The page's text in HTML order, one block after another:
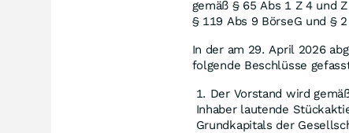
gemäß § 65 Abs 1 Z 4 und
§ 119 Abs 9 BörseG und §
In der am 29. April 2026
folgende Beschlüsse
Der Vorstand wird
Inhaber lautende
Grundkapitals der